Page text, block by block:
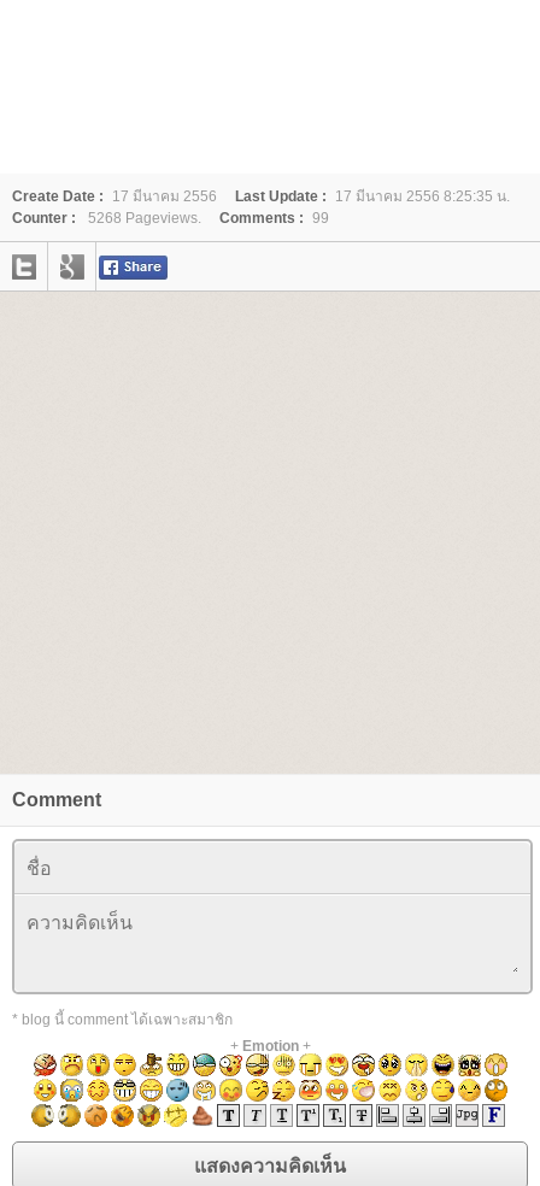
Create Date : 17 มีนาคม 2556 Last Update :
17 มีนาคม 2556 8:25:35 น.
Counter :
5268 Pageviews. Comments : 99
Comment
* blog นี้ comment ได้เฉพาะสมาชิก
+ Emotion+